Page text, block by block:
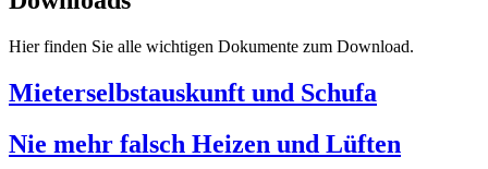
Hier finden Sie alle wichtigen Dokumente zum Download.
Mieterselbstauskunft und Schufa
Nie mehr falsch Heizen und Lüften